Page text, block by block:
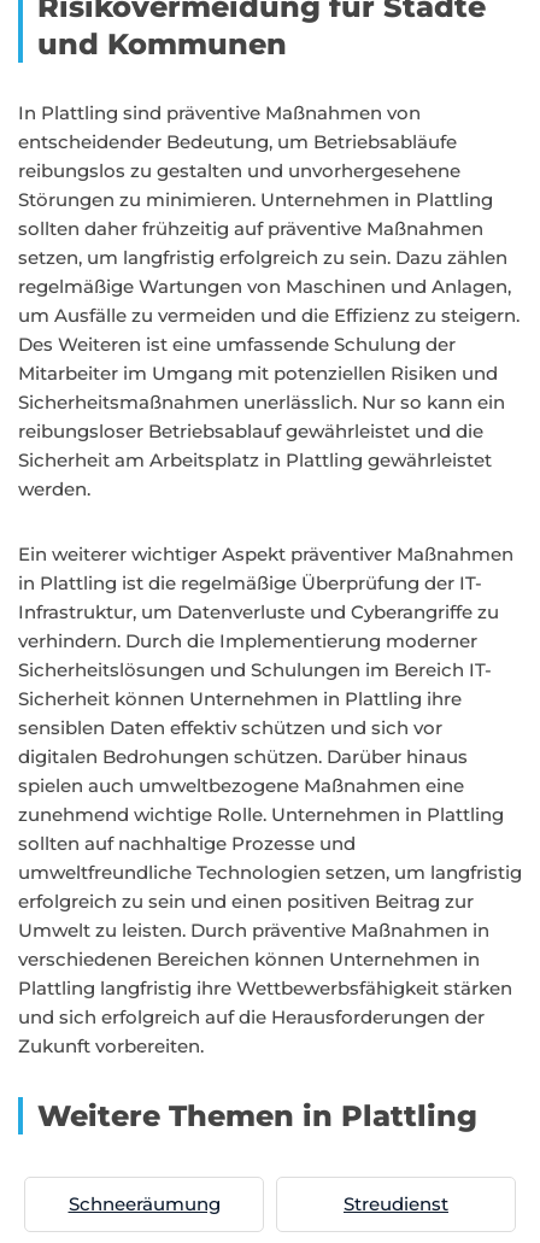
und Kommunen
In Plattling sind präventive Maßnahmen von
entscheidender Bedeutung, um Betriebsabläufe
reibungslos zu gestalten und unvorhergesehene
Störungen zu minimieren. Unternehmen in Plattling
sollten daher frühzeitig auf präventive Maßnahmen
setzen, um langfristig erfolgreich zu sein. Dazu zählen
regelmäßige Wartungen von Maschinen und Anlagen,
um Ausfälle zu vermeiden und die Effizienz zu steigern.
Des Weiteren ist eine umfassende Schulung der
Mitarbeiter im Umgang mit potenziellen Risiken und
Sicherheitsmaßnahmen unerlässlich. Nur so kann ein
reibungsloser Betriebsablauf gewährleistet und die
Sicherheit am Arbeitsplatz in Plattling gewährleistet
werden.
Ein weiterer wichtiger Aspekt präventiver Maßnahmen
in Plattling ist die regelmäßige Überprüfung der IT-
Infrastruktur, um Datenverluste und Cyberangriffe zu
verhindern. Durch die Implementierung moderner
Sicherheitslösungen und Schulungen im Bereich IT-
Sicherheit können Unternehmen in Plattling ihre
sensiblen Daten effektiv schützen und sich vor
digitalen Bedrohungen schützen. Darüber hinaus
spielen auch umweltbezogene Maßnahmen eine
zunehmend wichtige Rolle. Unternehmen in Plattling
sollten auf nachhaltige Prozesse und
umweltfreundliche Technologien setzen, um langfristig
erfolgreich zu sein und einen positiven Beitrag zur
Umwelt zu leisten. Durch präventive Maßnahmen in
verschiedenen Bereichen können Unternehmen in
Plattling langfristig ihre Wettbewerbsfähigkeit stärken
und sich erfolgreich auf die Herausforderungen der
Zukunft vorbereiten.
Weitere Themen in Plattling
Schneeräumung Streudienst